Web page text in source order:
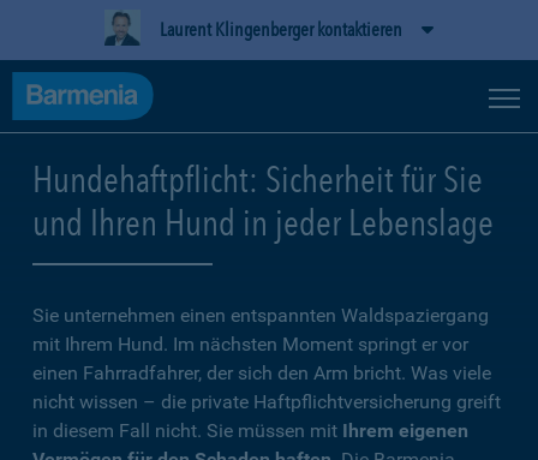
Laurent Klingenberger kontaktieren
Hundehaftpflicht: Sicherheit für Sie
und Ihren Hund in jeder Lebenslage
Sie unternehmen einen entspannten Waldspaziergang
mit Ihrem Hund. Im nächsten Moment springt er vor
einen Fahrradfahrer, der sich den Arm bricht. Was viele
nicht wissen – die private Haftpflichtversicherung greift
in diesem Fall nicht. Sie müssen mit Ihrem eigenen